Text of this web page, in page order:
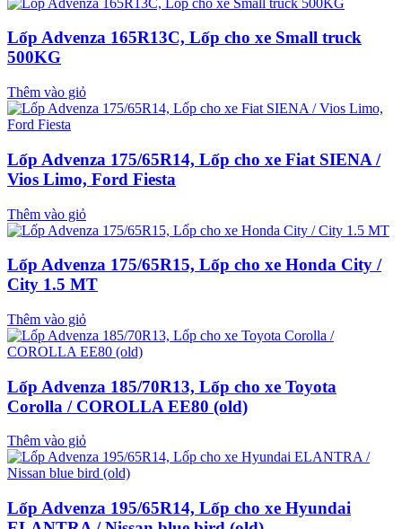
Lốp Advenza 165R13C, Lốp cho xe Small truck
500KG
Thêm vào giỏ
Lốp Advenza 175/65R14, Lốp cho xe Fiat SIENA /
Vios Limo, Ford Fiesta
Thêm vào giỏ
Lốp Advenza 175/65R15, Lốp cho xe Honda City /
City 1.5 MT
Thêm vào giỏ
Lốp Advenza 185/70R13, Lốp cho xe Toyota
Corolla / COROLLA EE80 (old)
Thêm vào giỏ
Lốp Advenza 195/65R14, Lốp cho xe Hyundai